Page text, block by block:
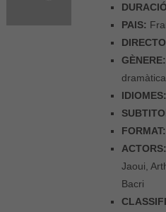
PAIS:
GÈNERE:
dramàtica
IDIOMES:
FORMAT:
ACTORS:
Jaoui,
Bacri